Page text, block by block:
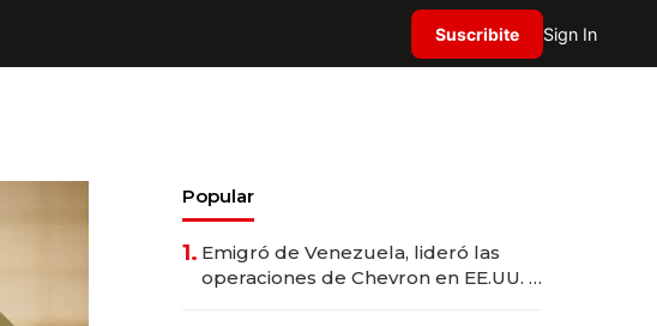
Suscribite Sign In
Popular
1. Emigró de Venezuela, lideró las
operaciones de Chevron en EE.UU. y